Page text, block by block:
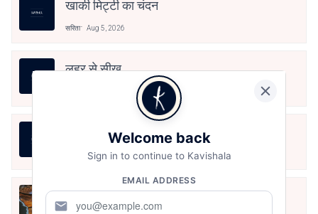
खाकी मिट्टी का चंदन
सरिता Aug 5, 2026
लहर से सीख
Jul 27, 2026
चीख़
Welcome back
Sign in to continue to Kavishala
EMAIL ADDRESS
mail